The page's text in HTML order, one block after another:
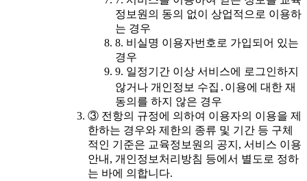
정보원의 동의 없이 상업적으로 이용하
는 경우
8. 비실명 이용자번호로 가입되어 있는
경우
9. 일정기간 이상 서비스에 로그인하지
않거나 개인정보 수집․이용에 대한 재
동의를 하지 않은 경우
③ 전항의 규정에 의하여 이용자의 이용을 제
한하는 경우와 제한의 종류 및 기간 등 구체
적인 기준은 교육정보원의 공지, 서비스 이용
안내, 개인정보처리방침 등에서 별도로 정하
는 바에 의합니다.